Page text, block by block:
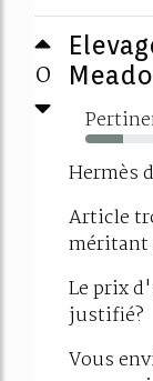
0
49%
Hermès
Article
méritant
Le prix
justifié?
Vous